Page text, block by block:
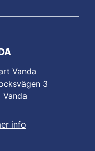
Vanda
3
Vanda
info